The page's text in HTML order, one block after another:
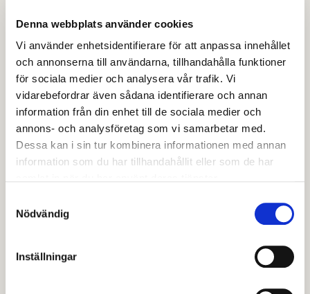
Denna webbplats använder cookies
Vi använder enhetsidentifierare för att anpassa innehållet
och annonserna till användarna, tillhandahålla funktioner
för sociala medier och analysera vår trafik. Vi
vidarebefordrar även sådana identifierare och annan
information från din enhet till de sociala medier och
annons- och analysföretag som vi samarbetar med.
Dessa kan i sin tur kombinera informationen med annan
information som du har tillhandahållit eller som de har
Nödvändig
Inställningar
Linn började sin resa hos oss för tre år sedan, men
hade innan dess en bakgrund som tandhygienist.
Linns Miljöintresse var starkt så hon sökte sig till
Högskolan i Gävle för att bli Miljöstrateg och kände
direkt att hon hittat rätt.
Linn hade arbetat som miljöinspektör i två år när hon
fick frågan av sin chef om hon var intresserad av ett
gå aspirantprogrammet, en utbildning på ett år som
förbereder medarbetarna inför rollen som framtidens
att ledarskap